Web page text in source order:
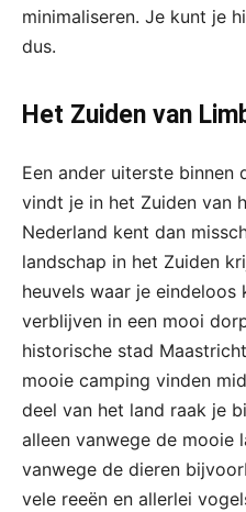
minimaliseren. Je kunt je
dus.
Het Zuiden van
Een ander uiterste binnen
vindt je in het Zuiden van
Nederland kent dan
landschap in het Zuiden
heuvels waar je eindeloos
verblijven in een mooi
historische stad
mooie camping vinden
deel van het land raak je
alleen vanwege de mooie
vanwege de dieren
vele reeën en allerlei